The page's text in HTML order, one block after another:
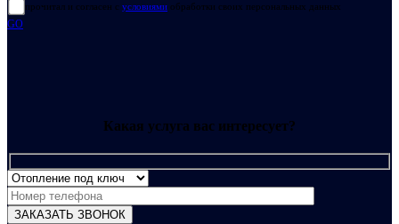
прочитал и согласен с условиями обработки своих персональных данных
GO
Какая услуга вас интересует?